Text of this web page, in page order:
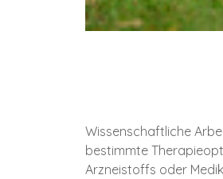
Wissenschaftliche
bestimmte
Arzneistoffs oder